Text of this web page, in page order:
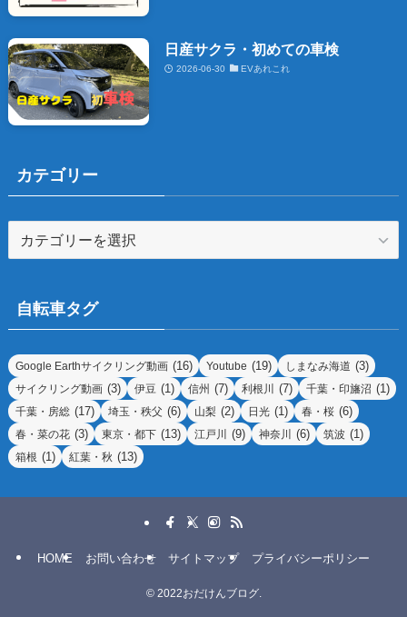
日産サクラ・初めての車検
2026-06-30 EVあれこれ
カテゴリー
テ
リ
ー
自転車タグ
Google Earthサイクリング動画 (16) Youtube (19) しまなみ海道 (3)
サイクリング動画 (3) 伊豆 (1) 信州 (7) 利根川 (7) 千葉・印旛沼 (1)
千葉・房総 (17) 埼玉・秩父 (6) 山梨 (2) 日光 (1) 春・桜 (6)
春・菜の花 (3) 東京・都下 (13) 江戸川 (9) 神奈川 (6) 筑波 (1)
箱根 (1) 紅葉・秋 (13)
HOME お問い合わせ サイトマップ プライバシーポリシー
©2022おだけんブログ.